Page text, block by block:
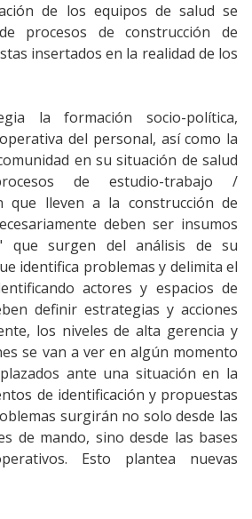
de los equipos de salud se
procesos de construcción de
insertados en la realidad de los
la formación socio-política,
del personal, así como la
en su situación de salud
de estudio-trabajo /
que lleven a la construcción de
deben ser insumos
que surgen del análisis de su
identifica problemas y delimita el
actores y espacios de
definir estrategias y acciones
los niveles de alta gerencia y
se van a ver en algún momento
ante una situación en la
de identificación y propuestas
surgirán no solo desde las
de mando, sino desde las bases
Esto plantea nuevas